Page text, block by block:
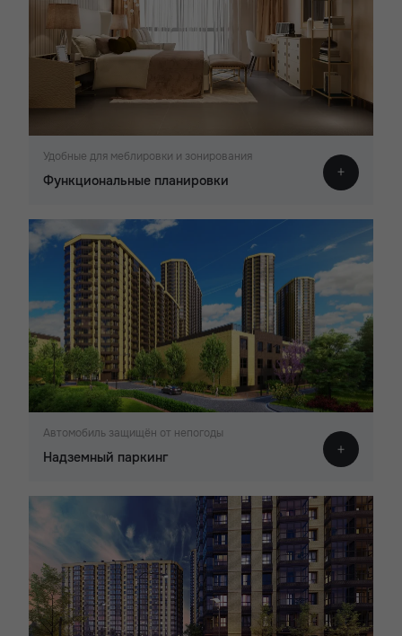
Удобные для меблировки и зонирования
Функциональные планировки
Автомобиль защищён от непогоды
Надземный паркинг